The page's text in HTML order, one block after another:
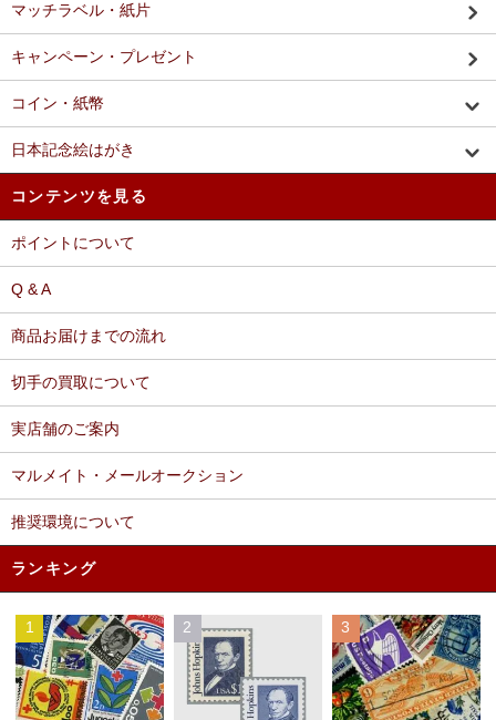
マッチラベル・紙片
キャンペーン・プレゼント
コイン・紙幣
日本記念絵はがき
コンテンツを見る
ポイントについて
Q & A
商品お届けまでの流れ
切手の買取について
実店舗のご案内
マルメイト・メールオークション
推奨環境について
ランキング
1 2 3